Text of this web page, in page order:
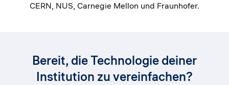
CERN, NUS, Carnegie Mellon und Fraunhofer.
Bereit, die Technologie deiner
Institution zu vereinfachen?